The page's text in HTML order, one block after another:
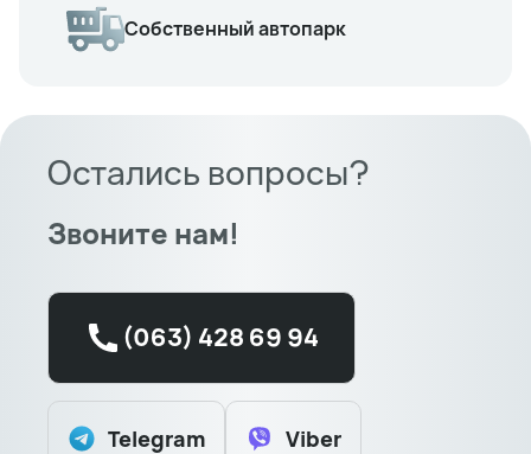
Собственный автопарк
Остались вопросы?
Звоните нам!
(063) 428 69 94
Telegram Viber